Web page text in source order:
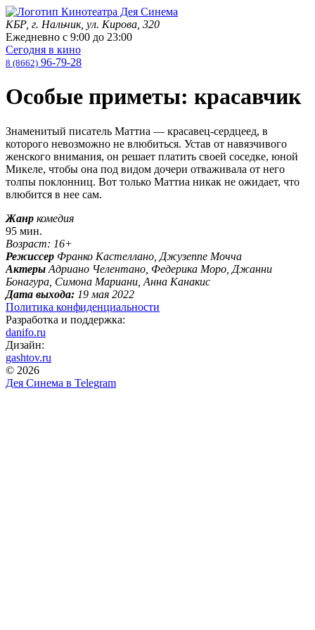
КБР, г. Нальчик, ул. Кирова, 320
Ежедневно с 9:00 до 23:00
Сегодня в кино
8 (8662) 96-79-28
Особые приметы: красавчик
Знаменитый писатель Маттиа — красавец-сердцеед, в
которого невозможно не влюбиться. Устав от навязчивого
женского внимания, он решает платить своей соседке, юной
Микеле, чтобы она под видом дочери отваживала от него
толпы поклонниц. Вот только Маттиа никак не ожидает, что
влюбится в нее сам.
Жанр комедия
95 мин.
Возраст: 16+
Режиссер Франко Кастеллано, Джузеппе Мочча
Актеры Адриано Челентано, Федерика Моро, Джанни
Бонагура, Симона Мариани, Анна Канакис
Дата выхода: 19 мая 2022
Политика конфиденциальности
Разработка и поддержка:
danifo.ru
Дизайн:
gashtov.ru
© 2026
Дея Синема в Telegram